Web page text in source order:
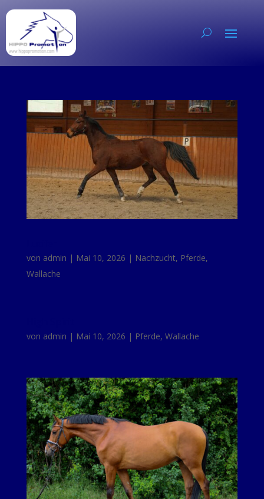
von admin | Mai 10, 2026 | Nachzucht, Pferde,
Wallache
von admin | Mai 10, 2026 | Pferde, Wallache